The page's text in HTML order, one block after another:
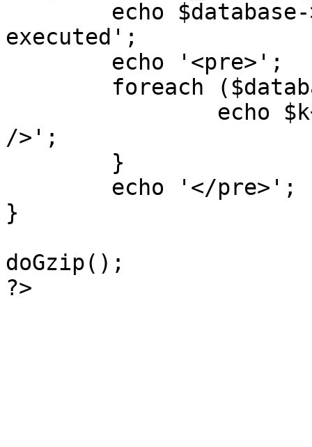
executed';
/>';
}
doGzip();
?>